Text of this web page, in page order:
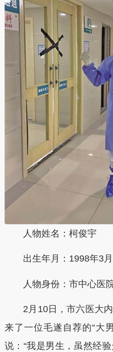
人物姓名：柯俊宇
出生年月：1998年3月
人物身份：市中心医
2月10日，市六医大内
来了一位毛遂自荐的“大
说：“我是男生，虽然经